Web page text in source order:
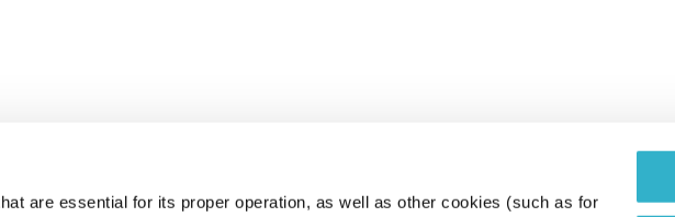
are essential for its proper operation, as well as other cookies (such as for